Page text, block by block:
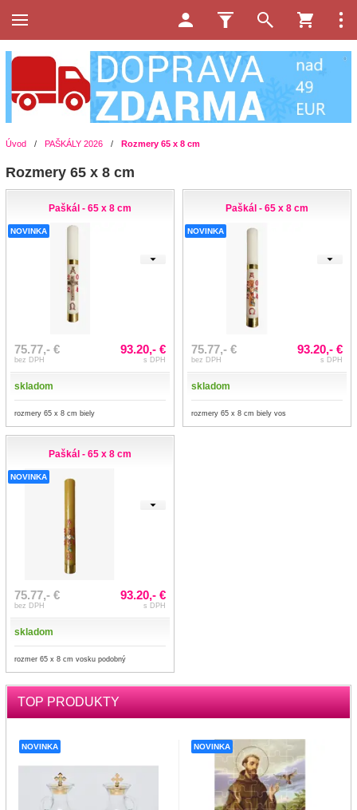
Úvod / PAŠKÁLY 2026 / Rozmery 65 x 8 cm
Rozmery 65 x 8 cm
Paškál - 65 x 8 cm
NOVINKA
75.77,- €
bez DPH
93.20,- €
s DPH
skladom
rozmery 65 x 8 cm biely
Paškál - 65 x 8 cm
NOVINKA
75.77,- €
bez DPH
93.20,- €
s DPH
skladom
rozmery 65 x 8 cm biely vos
Paškál - 65 x 8 cm
NOVINKA
75.77,- €
bez DPH
93.20,- €
s DPH
skladom
rozmer 65 x 8 cm vosku podobný
TOP PRODUKTY
NOVINKA NOVINKA